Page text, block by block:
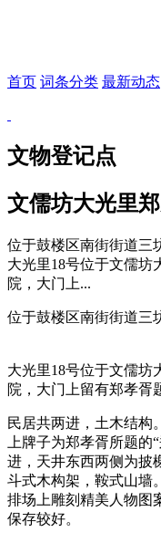
首页 词条分类 最新动态
文物登记点
文儒坊大光里
位于鼓楼区南街街道三
大光里18号位于文儒坊
院，大门上...
位于鼓楼区南街街道三
大光里18号位于文儒坊
院，大门上留有郑孝胥
民居共两进，土木结构
上牌子为郑孝胥所题
进，天井东西两侧为披
斗式木构架，鞍式山墙
排场上雕刻精美人物图
保存较好。